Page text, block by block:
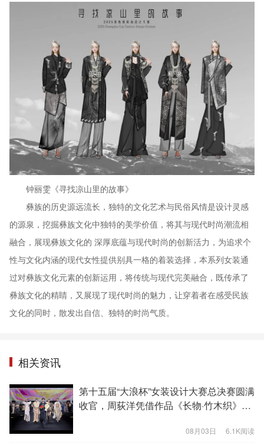
钟丽雯《寻找凉山里的故事》
彝族的历史源远流长，独特的文化艺术与民俗风情是设计灵感
的源泉，挖掘彝族文化中独特的美学价值，将其与现代时尚潮流相
融合，展现彝族文化的 深厚底蕴与现代时尚的创新活力，为追求个
性与文化内涵的现代女性提供别具一格的着装选择，本系列女装通
过对彝族文化元素的创新运用，将传统与现代完美融合，既传承了
彝族文化的精睛，又展现了现代时尚的魅力，让穿着者在感受民族
文化的同时，散发出自信、独特的时尚气质。
相关资讯
第十五届“大浪杯”女装设计大赛总决赛圆满
收官，周荻洋凭借作品《长物·竹木织》拔
08月03日 6.1K阅读